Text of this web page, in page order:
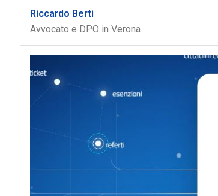
Riccardo Berti
Avvocato e DPO in Verona